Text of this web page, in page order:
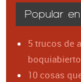
Popular
5 trucos de
10 cosas